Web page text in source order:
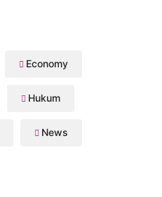
Economy
Hukum
News